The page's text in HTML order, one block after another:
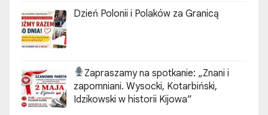
Dzień Polonii i Polaków za Granicą
Zapraszamy na spotkanie: „Znani i
zapomniani. Wysocki, Kotarbiński,
Idzikowski w historii Kijowa”